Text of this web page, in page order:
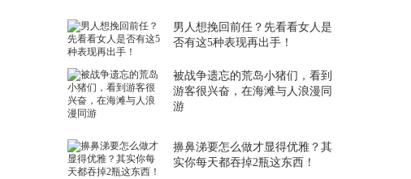
男人想挽回前任？先看看女人是
否有这5种表现再出手！
被战争遗忘的荒岛小猪们，看到
游客很兴奋，在海滩与人浪漫同
游
擤鼻涕要怎么做才显得优雅？其
实你每天都吞掉2瓶这东西！